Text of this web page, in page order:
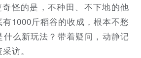
奇怪的是，不种田、不下地的他
1000斤稻谷的收成，根本不愁
么新玩法？带着疑问，动静记
访。